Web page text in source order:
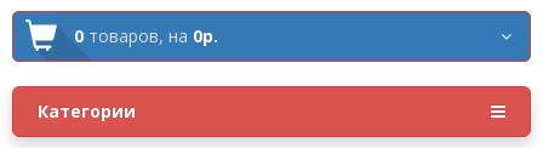
0 товаров, на 0р.
Категории